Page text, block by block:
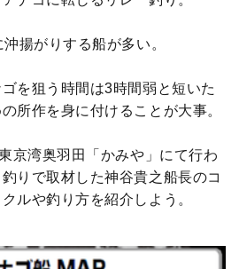
揚がりする船が多い。
を狙う時間は3時間弱と短いた
所作を身に付けることが大事。
京湾奥羽田「かみや」にて行わ
りで取材した神谷貴之船長のコ
ルや釣り方を紹介しよう。